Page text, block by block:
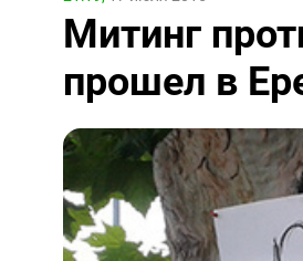
Митинг
прошел в